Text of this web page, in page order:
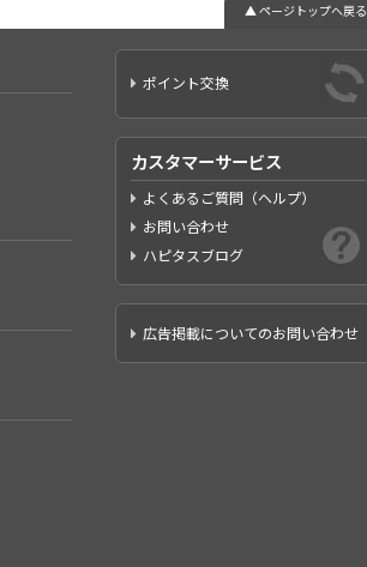
▲ ページトップへ戻る
ポイント交換
カスタマーサービス
よくあるご質問（ヘルプ）
お問い合わせ
ハピタスブログ
広告掲載についてのお問い合わせ